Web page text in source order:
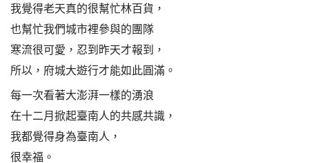
我覺得老天真的很幫忙林百貨，
也幫忙我們城市裡參與的團隊
寒流很可愛，忍到昨天才報到，
所以，府城大遊行才能如此圓滿。
每一次看著大澎湃一樣的湧浪
在十二月掀起臺南人的共感共識，
我都覺得身為臺南人，
很幸福。